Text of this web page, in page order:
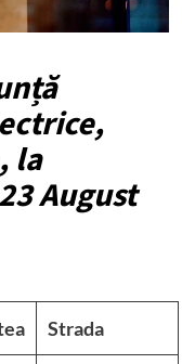
la
August
Strada